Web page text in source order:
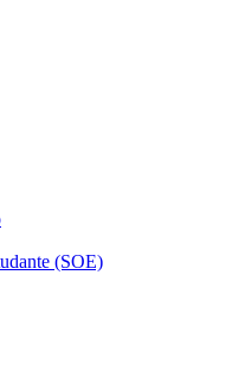
(SOE)